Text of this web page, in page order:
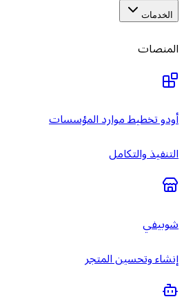
الخدمات
المنصات
أودو تخطيط موارد المؤسسات
التنفيذ والتكامل
شوبيفي
إنشاء وتحسين المتجر